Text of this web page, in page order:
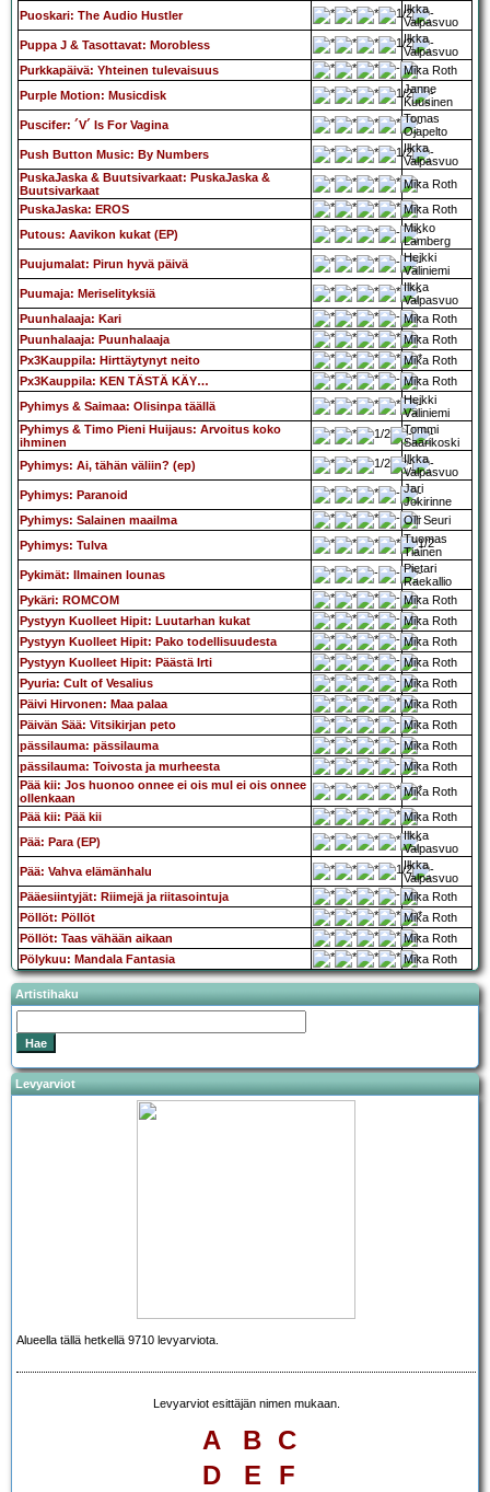
Puoskari: The Audio Hustler
Ilkka
Valpasvuo
Puppa J & Tasottavat: Morobless
Ilkka
Valpasvuo
Purkkapäivä: Yhteinen tulevaisuus
Mika Roth
Purple Motion: Musicdisk
Janne
Kuusinen
Puscifer: ´V´ Is For Vagina
Tomas
Ojapelto
Push Button Music: By Numbers
Ilkka
Valpasvuo
PuskaJaska & Buutsivarkaat: PuskaJaska &
Buutsivarkaat
Mika Roth
PuskaJaska: EROS
Mika Roth
Putous: Aavikon kukat (EP)
Mikko
Lamberg
Puujumalat: Pirun hyvä päivä
Heikki
Väliniemi
Puumaja: Meriselityksiä
Ilkka
Valpasvuo
Puunhalaaja: Kari
Mika Roth
Puunhalaaja: Puunhalaaja
Mika Roth
Px3Kauppila: Hirttäytynyt neito
Mika Roth
Px3Kauppila: KEN TÄSTÄ KÄY…
Mika Roth
Pyhimys & Saimaa: Olisinpa täällä
Heikki
Väliniemi
Pyhimys & Timo Pieni Huijaus: Arvoitus koko
ihminen
Tommi
Saarikoski
Pyhimys: Ai, tähän väliin? (ep)
Ilkka
Valpasvuo
Pyhimys: Paranoid
Jari
Jokirinne
Pyhimys: Salainen maailma
Olli Seuri
Pyhimys: Tulva
Tuomas
Tiainen
Pykimät: Ilmainen lounas
Pietari
Raekallio
Pykäri: ROMCOM
Mika Roth
Pystyyn Kuolleet Hipit: Luutarhan kukat
Mika Roth
Pystyyn Kuolleet Hipit: Pako todellisuudesta
Mika Roth
Pystyyn Kuolleet Hipit: Päästä Irti
Mika Roth
Pyuria: Cult of Vesalius
Mika Roth
Päivi Hirvonen: Maa palaa
Mika Roth
Päivän Sää: Vitsikirjan peto
Mika Roth
pässilauma: pässilauma
Mika Roth
pässilauma: Toivosta ja murheesta
Mika Roth
Pää kii: Jos huonoo onnee ei ois mul ei ois onnee
ollenkaan
Mika Roth
Pää kii: Pää kii
Mika Roth
Pää: Para (EP)
Ilkka
Valpasvuo
Pää: Vahva elämänhalu
Ilkka
Valpasvuo
Pääesiintyjät: Riimejä ja riitasointuja
Mika Roth
Pöllöt: Pöllöt
Mika Roth
Pöllöt: Taas vähään aikaan
Mika Roth
Pölykuu: Mandala Fantasia
Mika Roth
Artistihaku
Levyarviot
Alueella tällä hetkellä 9710 levyarviota.
Levyarviot esittäjän nimen mukaan.
A B C
D
E
F